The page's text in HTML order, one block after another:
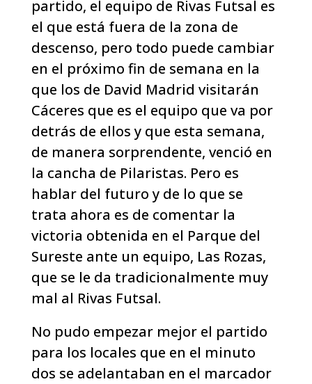
partido, el equipo de Rivas Futsal es
el que está fuera de la zona de
descenso, pero todo puede cambiar
en el próximo fin de semana en la
que los de David Madrid visitarán
Cáceres que es el equipo que va por
detrás de ellos y que esta semana,
de manera sorprendente, venció en
la cancha de Pilaristas. Pero es
hablar del futuro y de lo que se
trata ahora es de comentar la
victoria obtenida en el Parque del
Sureste ante un equipo, Las Rozas,
que se le da tradicionalmente muy
mal al Rivas Futsal.
No pudo empezar mejor el partido
para los locales que en el minuto
dos se adelantaban en el marcador